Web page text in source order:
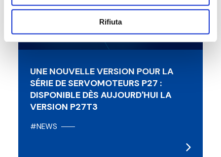
Rifiuta
UNE NOUVELLE VERSION POUR LA
SÉRIE DE SERVOMOTEURS P27 :
DISPONIBLE DÈS AUJOURD'HUI LA
VERSION P27T3
#NEWS